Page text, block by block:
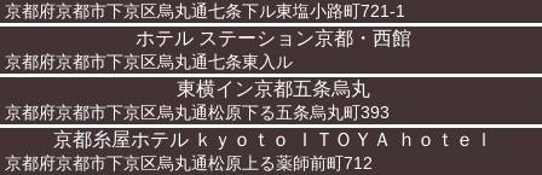
京都府京都市下京区烏丸通七条下ル東塩小路町721-1
ホテル ステーション京都・西館
京都府京都市下京区烏丸通七条東入ル
東横イン京都五条烏丸
京都府京都市下京区烏丸通松原下る五条烏丸町393
京都糸屋ホテル ｋｙｏｔｏ ＩＴＯＹＡ ｈｏｔｅｌ
京都府京都市下京区烏丸通松原上る薬師前町712